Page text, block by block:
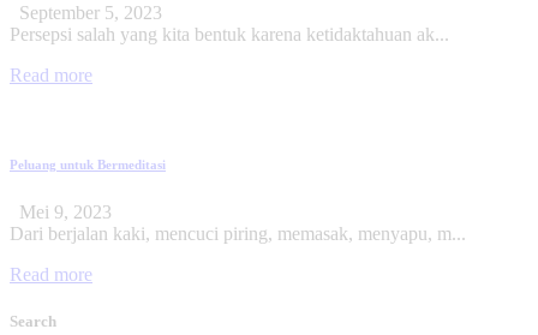
September 5, 2023
Persepsi salah yang kita bentuk karena ketidaktahuan ak...
Read more
Peluang untuk Bermeditasi
Mei 9, 2023
Dari berjalan kaki, mencuci piring, memasak, menyapu, m...
Read more
Search